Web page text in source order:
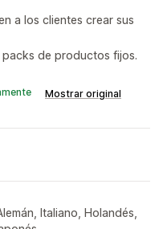
a los clientes crear sus
de productos fijos.
Mostrar original
Italiano, Holandés,